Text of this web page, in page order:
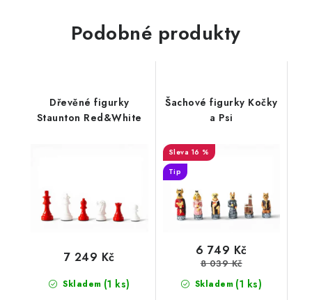
Podobné produkty
Dřevěné figurky
Staunton Red&White
Skladem (1 ks)
7 249 Kč
Šachové figurky Kočky
a Psi
16 %
Tip
Skladem (1 ks)
6 749 Kč
8 039 Kč